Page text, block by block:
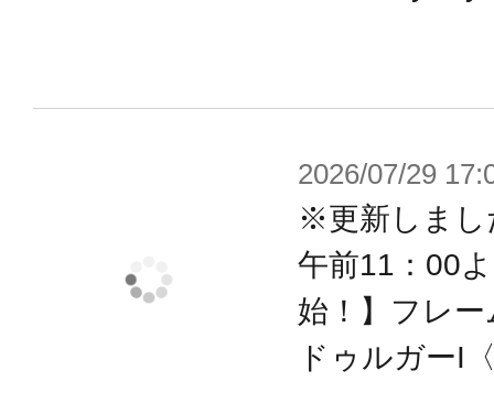
2026/07/29
※更新しま
午前11：00
始！】フレ
ドゥルガーI